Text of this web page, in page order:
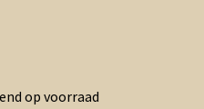
op voorraad